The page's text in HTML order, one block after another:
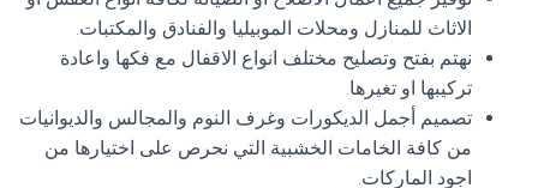
الاثاث للمنازل ومحلات الموبيليا والفنادق والمكتبات.
نهتم بفتح وتصليح مختلف انواع الاقفال مع فكها واعادة
تركيبها او تغيرها.
تصميم أجمل الديكورات وغرف النوم والمجالس والديوانيات
من كافة الخامات الخشبية التي نحرص على اختيارها من
اجود الماركات.